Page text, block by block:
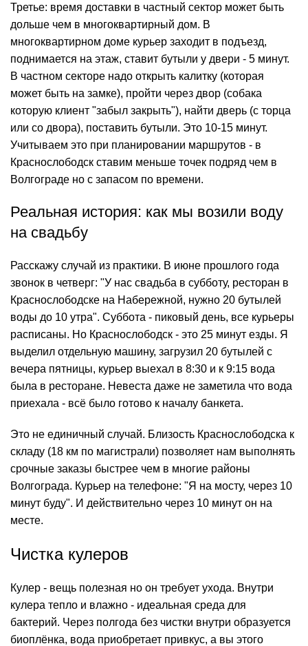
Третье: время доставки в частный сектор может быть
дольше чем в многоквартирный дом. В
многоквартирном доме курьер заходит в подъезд,
поднимается на этаж, ставит бутыли у двери - 5 минут.
В частном секторе надо открыть калитку (которая
может быть на замке), пройти через двор (собака
которую клиент "забыл закрыть"), найти дверь (с торца
или со двора), поставить бутыли. Это 10-15 минут.
Учитываем это при планировании маршрутов - в
Краснослободск ставим меньше точек подряд чем в
Волгограде но с запасом по времени.
Реальная история: как мы возили воду
на свадьбу
Расскажу случай из практики. В июне прошлого года
звонок в четверг: "У нас свадьба в субботу, ресторан в
Краснослободске на Набережной, нужно 20 бутылей
воды до 10 утра". Суббота - пиковый день, все курьеры
расписаны. Но Краснослободск - это 25 минут езды. Я
выделил отдельную машину, загрузил 20 бутылей с
вечера пятницы, курьер выехал в 8:30 и к 9:15 вода
была в ресторане. Невеста даже не заметила что вода
приехала - всё было готово к началу банкета.
Это не единичный случай. Близость Краснослободска к
складу (18 км по магистрали) позволяет нам выполнять
срочные заказы быстрее чем в многие районы
Волгограда. Курьер на телефоне: "Я на мосту, через 10
минут буду". И действительно через 10 минут он на
месте.
Чистка кулеров
Кулер - вещь полезная но он требует ухода. Внутри
кулера тепло и влажно - идеальная среда для
бактерий. Через полгода без чистки внутри образуется
биоплёнка, вода приобретает привкус, а вы этого